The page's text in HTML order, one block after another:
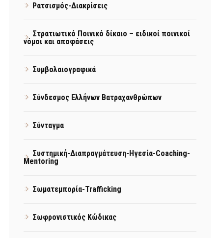
Ρατσισμός-Διακρίσεις
Στρατιωτικό Ποινικό δίκαιο – ειδικοί ποινικοί
νόμοι και αποφάσεις
Συμβολαιογραφικά
Σύνδεσμος Ελλήνων Βατραχανθρώπων
Σύνταγμα
Συστημική-Διαπραγμάτευση-Ηγεσία-Coaching-
Mentoring
Σωματεμπορία-Trafficking
Σωφρονιστικός Κώδικας